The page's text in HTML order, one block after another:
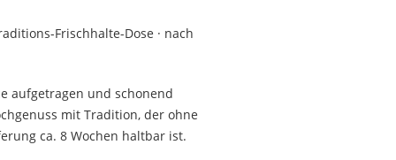
Frischhalte-Dose · nach
aufgetragen und schonend
mit Tradition, der ohne
ca. 8 Wochen haltbar ist.